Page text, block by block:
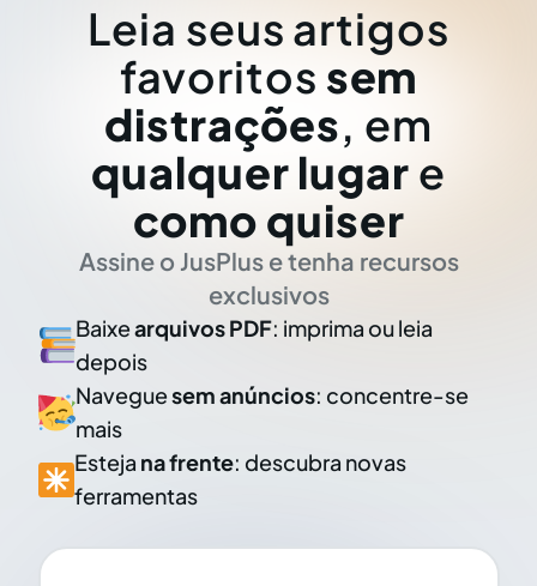
Leia seus artigos
favoritos sem
distrações, em
qualquer lugar e
como quiser
Assine o JusPlus e tenha recursos
exclusivos
Baixearquivos PDF: imprima ou leia
depois
Naveguesem anúncios: concentre-se
mais
Esteja na frente: descubra novas
ferramentas